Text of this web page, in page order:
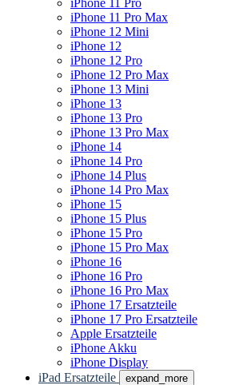
iPhone 11 Pro Max
iPhone 12 Mini
iPhone 12
iPhone 12 Pro
iPhone 12 Pro Max
iPhone 13 Mini
iPhone 13
iPhone 13 Pro
iPhone 13 Pro Max
iPhone 14
iPhone 14 Pro
iPhone 14 Plus
iPhone 14 Pro Max
iPhone 15
iPhone 15 Plus
iPhone 15 Pro
iPhone 15 Pro Max
iPhone 16
iPhone 16 Pro
iPhone 16 Pro Max
iPhone 17 Ersatzteile
iPhone 17 Pro Ersatzteile
Apple Ersatzteile
iPhone Akku
iPhone Display
iPad Ersatzteile
expand_more